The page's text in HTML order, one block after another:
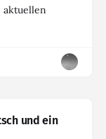
aktuellen
und ein